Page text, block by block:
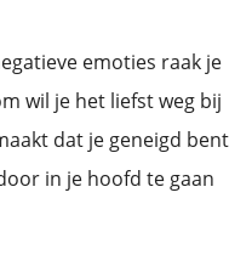
emoties raak je
wil je het liefst weg bij
dat je geneigd bent
in je hoofd te gaan